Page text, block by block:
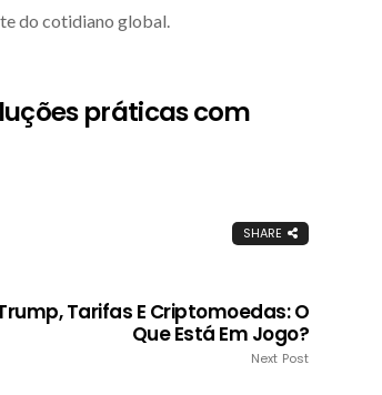
do cotidiano global.
práticas com
SHARE
Tarifas E Criptomoedas: O
Que Está Em Jogo?
Next Post